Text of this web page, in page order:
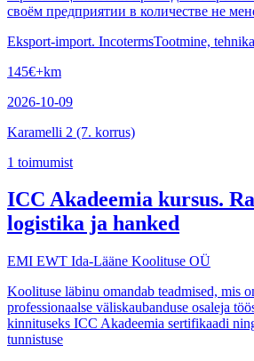
своём предприятии в количестве не
Eksport-import. IncotermsTootmine,
145€+km
2026-10-09
Karamelli 2 (7. korrus)
1 toimumist
ICC Akadeemia kursus.
logistika ja hanked
EMI EWT Ida-Lääne Koolituse OÜ
Koolituse läbinu omandab teadmised, mis
professionaalse väliskaubanduse osaleja
kinnituseks ICC Akadeemia sertifikaadi
tunnistuse